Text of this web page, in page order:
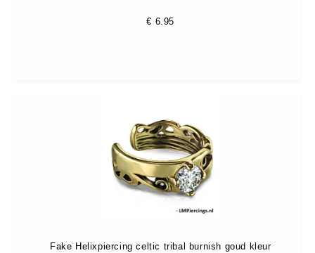
€ 6.95
Fake Helixpiercing celtic tribal burnish goud kleur